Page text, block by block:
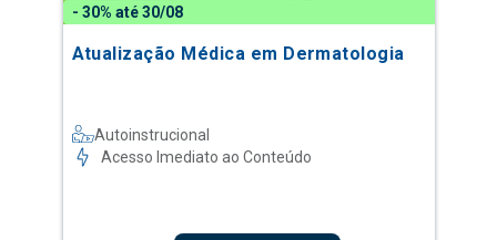
- 30% até 30/08
Atualização Médica em Dermatologia
Autoinstrucional
Acesso Imediato ao Conteúdo